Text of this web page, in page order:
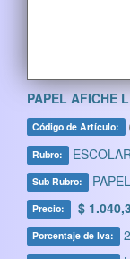
PAPEL AFICHE
Código de Artículo:
Rubro: ESCOLAR
Sub Rubro:
Precio: $
Porcentaje de Iva: